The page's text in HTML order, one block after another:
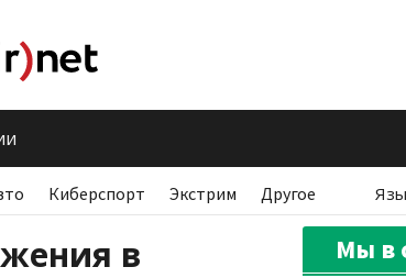
Киберспорт Экстрим Другое
в Мы в